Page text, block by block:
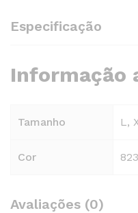
Especificação
Informação
Tamanho L,
Cor 823
Avaliações (0)